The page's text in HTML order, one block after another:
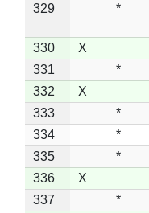
329
*
330
X
331
*
332
X
333
*
334
*
335
*
336
X
337
*